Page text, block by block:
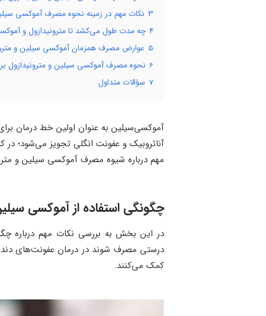
3 نکات مهم در زمینه نحوه مصرف آموکسی
4 چه مدت طول می‌کشد تا مترونیدازول و
5 عوارض مصرف همزمان آموکسی سیلین و
6 نحوه مصرف آموکسی سیلین و مترونیدازول
7 سؤالات متداول
آموکسی‌سیلین به عنوان اولین خط درمان
آنائروبیک و عفونت انگلی تجویز می‌شود؛
مهم درباره شیوه مصرف آموکسی سیلین و
چگونگی استفاده از آموکسی
در این بخش به بررسی نکات مهم درباره
درستی مصرف شوند در درمان عفونت‌های
کمک می‌کنند.